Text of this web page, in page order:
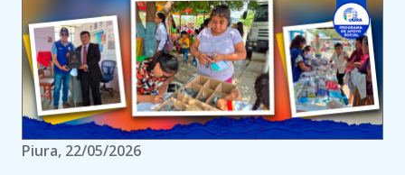
Piura, 22/05/2026